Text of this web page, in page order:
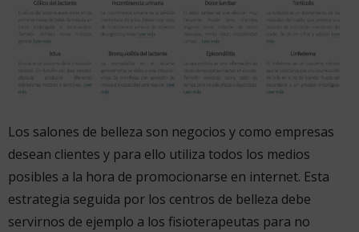
Los salones de belleza son negocios y como empresas
desean clientes y para ello utiliza todos los medios
posibles a la hora de promocionarse en internet. Esta
estrategia seguida por los centros de belleza debe
servirnos de ejemplo a los fisioterapeutas para no